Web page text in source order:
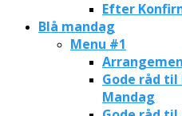
Efter
Blå mandag
Menu #1
Gode råd
Mandag